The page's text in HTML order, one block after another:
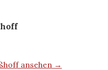
ansehen →